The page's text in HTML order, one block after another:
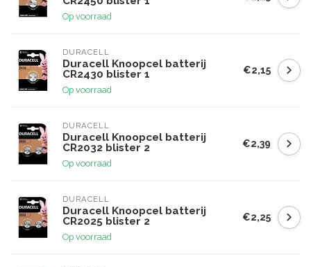
Op voorraad
DURACELL
Duracell Knoopcel batterij
CR2430 blister 1
Op voorraad
€2,15
DURACELL
Duracell Knoopcel batterij
CR2032 blister 2
Op voorraad
€2,39
DURACELL
Duracell Knoopcel batterij
CR2025 blister 2
Op voorraad
€2,25